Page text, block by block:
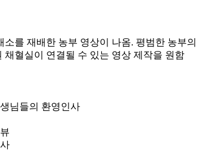
를 재배한 농부 영상이 나옴. 평범한 농부
채혈실이 연결될 수 있는 영상 제작을 원함
님들의 환영인사